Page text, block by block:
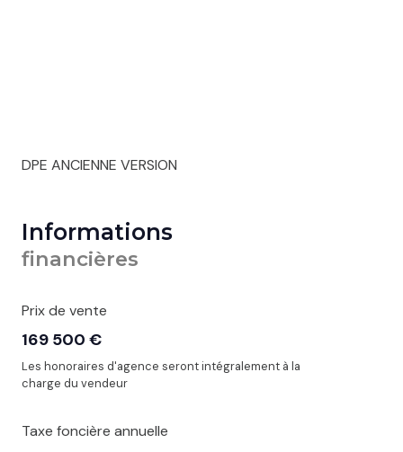
DPE ANCIENNE VERSION
Informations
financières
Prix de vente
169 500 €
Les honoraires d'agence seront intégralement à la
charge du vendeur
Taxe foncière annuelle